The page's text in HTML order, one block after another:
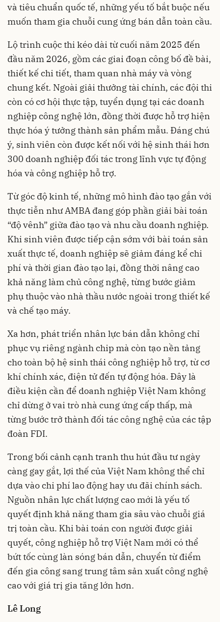
và tiêu chuẩn quốc tế, những yếu tố bắt buộc nếu
muốn tham gia chuỗi cung ứng bán dẫn toàn cầu.
Lộ trình cuộc thi kéo dài từ cuối năm 2025 đến
đầu năm 2026, gồm các giai đoạn công bố đề bài,
thiết kế chi tiết, tham quan nhà máy và vòng
chung kết. Ngoài giải thưởng tài chính, các đội thi
còn có cơ hội thực tập, tuyển dụng tại các doanh
nghiệp công nghệ lớn, đồng thời được hỗ trợ hiện
thực hóa ý tưởng thành sản phẩm mẫu. Đáng chú
ý, sinh viên còn được kết nối với hệ sinh thái hơn
300 doanh nghiệp đối tác trong lĩnh vực tự động
hóa và công nghiệp hỗ trợ.
Từ góc độ kinh tế, những mô hình đào tạo gắn với
thực tiễn như AMBA đang góp phần giải bài toán
“độ vênh” giữa đào tạo và nhu cầu doanh nghiệp.
Khi sinh viên được tiếp cận sớm với bài toán sản
xuất thực tế, doanh nghiệp sẽ giảm đáng kể chi
phí và thời gian đào tạo lại, đồng thời nâng cao
khả năng làm chủ công nghệ, từng bước giảm
phụ thuộc vào nhà thầu nước ngoài trong thiết kế
và chế tạo máy.
Xa hơn, phát triển nhân lực bán dẫn không chỉ
phục vụ riêng ngành chip mà còn tạo nền tảng
cho toàn bộ hệ sinh thái công nghiệp hỗ trợ, từ cơ
khí chính xác, điện tử đến tự động hóa. Đây là
điều kiện cần để doanh nghiệp Việt Nam không
chỉ dừng ở vai trò nhà cung ứng cấp thấp, mà
từng bước trở thành đối tác công nghệ của các tập
đoàn FDI.
Trong bối cảnh cạnh tranh thu hút đầu tư ngày
càng gay gắt, lợi thế của Việt Nam không thể chỉ
dựa vào chi phí lao động hay ưu đãi chính sách.
Nguồn nhân lực chất lượng cao mới là yếu tố
quyết định khả năng tham gia sâu vào chuỗi giá
trị toàn cầu. Khi bài toán con người được giải
quyết, công nghiệp hỗ trợ Việt Nam mới có thể
bứt tốc cùng làn sóng bán dẫn, chuyển từ điểm
đến gia công sang trung tâm sản xuất công nghệ
cao với giá trị gia tăng lớn hơn.
Lê Long